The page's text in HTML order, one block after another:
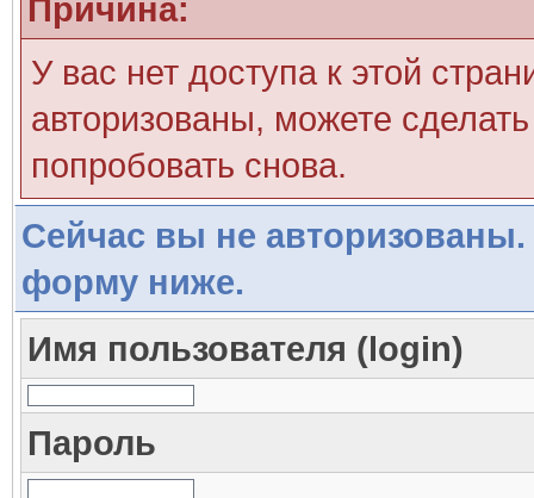
Причина:
У вас нет доступа к этой
авторизованы, можете
попробовать снова.
Сейчас вы не авторизованы.
форму ниже.
Имя пользователя (login)
Пароль